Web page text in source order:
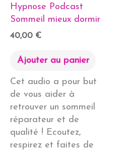
Hypnose Podcast
Sommeil mieux dormir
40,00 €
Ajouter au panier
Cet audio a pour but
de vous aider à
retrouver un sommeil
réparateur et de
qualité ! Ecoutez,
respirez et faites de